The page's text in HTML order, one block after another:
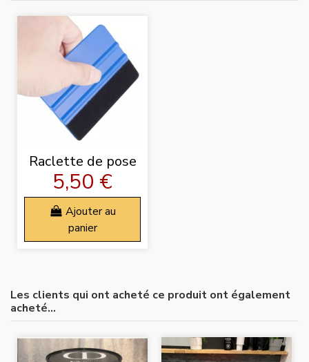
Raclette de pose
5,50 €
Ajouter au
panier
Les clients qui ont acheté ce produit ont également
acheté...